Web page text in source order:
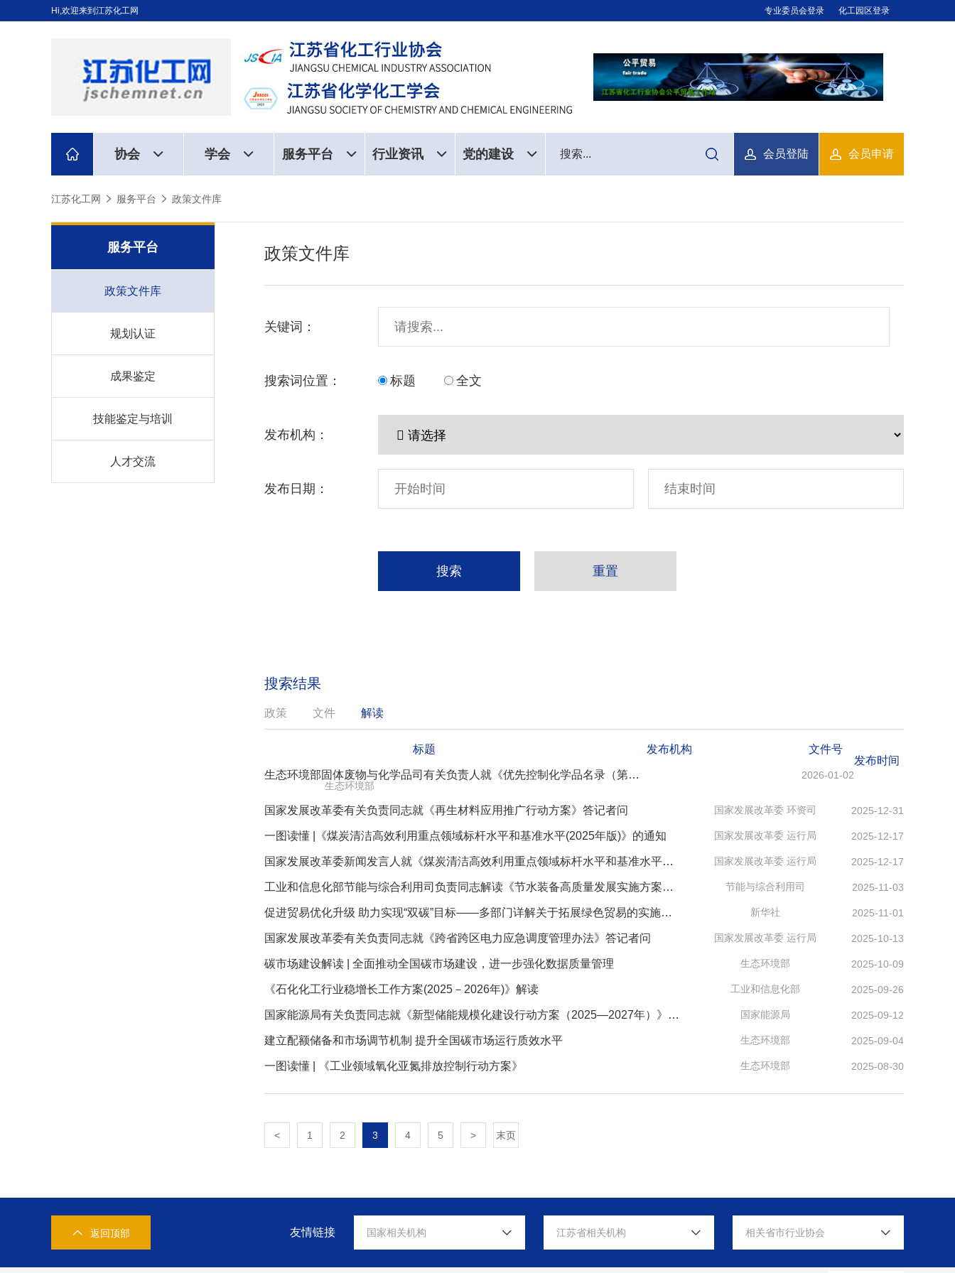
Hi,欢迎来到江苏化工网 化工园区登录
专业委员会登录
协会 学会 服务平台 行业资讯 党的建设 会员登陆 会员申请
江苏化工网 服务平台 政策文件库
服务平台
政策文件库
规划认证
成果鉴定
技能鉴定与培训
人才交流
政策文件库
关键词：
搜索词位置： 标题 全文
发布机构：
发布日期：
搜索 重置
搜索结果
政策 文件 解读
标题 发布机构
文件号
发布时间
生态环境部固体废物与化学品司有关负责人就《优先控制化学品名录（第三批）》答记者问
2026-01-02
生态环境部
国家发展改革委有关负责同志就《再生材料应用推广行动方案》答记者问 2025-12-31
国家发展改革委 环资司
一图读懂 |《煤炭清洁高效利用重点领域标杆水平和基准水平(2025年版)》的通知 2025-12-17
国家发展改革委 运行局
国家发展改革委新闻发言人就《煤炭清洁高效利用重点领域标杆水平和基准水平（2025年版）》答记者问 2025-12-17
国家发展改革委 运行局
工业和信息化部节能与综合利用司负责同志解读《节水装备高质量发展实施方案（2025—2030年)》 2025-11-03
节能与综合利用司
促进贸易优化升级 助力实现“双碳”目标——多部门详解关于拓展绿色贸易的实施意见 2025-11-01
新华社
国家发展改革委有关负责同志就《跨省跨区电力应急调度管理办法》答记者问 2025-10-13
国家发展改革委 运行局
碳市场建设解读 | 全面推动全国碳市场建设，进一步强化数据质量管理 2025-10-09
生态环境部
《石化化工行业稳增长工作方案(2025－2026年)》解读 2025-09-26
工业和信息化部
国家能源局有关负责同志就《新型储能规模化建设行动方案（2025—2027年）》答记者问 2025-09-12
国家能源局
建立配额储备和市场调节机制 提升全国碳市场运行质效水平 2025-09-04
生态环境部
一图读懂 | 《工业领域氧化亚氮排放控制行动方案》 2025-08-30
生态环境部
< 1 2 3 4 5 > 末页
返回顶部 友情链接 国家相关机构 江苏省相关机构 相关省市行业协会